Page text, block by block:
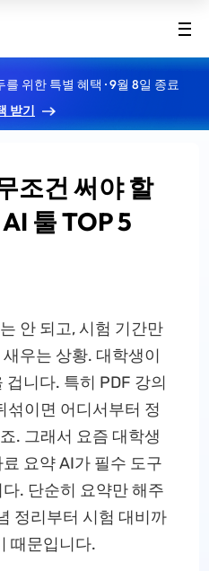
를 위한 특별 혜택 · 9월 8일 종료
받기
조건 써야 할
툴 TOP 5
안 되고, 시험 기간만
우는 상황. 대학생이
니다. 특히 PDF 강의
섞이면 어디서부터 정
. 그래서 요즘 대학생
요약 AI가 필수 도구
. 단순히 요약만 해주
정리부터 시험 대비까
때문입니다.